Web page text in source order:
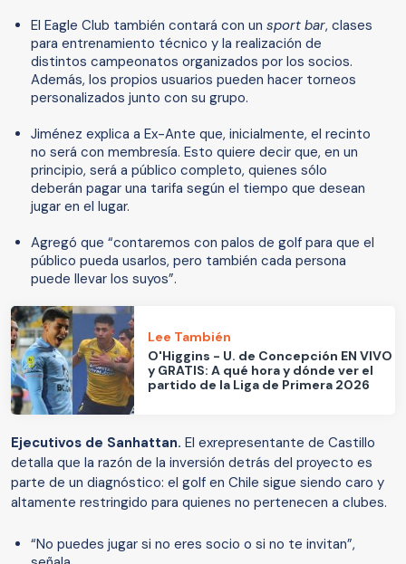
El Eagle Club también contará con un sport bar, clases
para entrenamiento técnico y la realización de
distintos campeonatos organizados por los socios.
Además, los propios usuarios pueden hacer torneos
personalizados junto con su grupo.
Jiménez explica a Ex-Ante que, inicialmente, el recinto
no será con membresía. Esto quiere decir que, en un
principio, será a público completo, quienes sólo
deberán pagar una tarifa según el tiempo que desean
jugar en el lugar.
Agregó que “contaremos con palos de golf para que el
público pueda usarlos, pero también cada persona
puede llevar los suyos”.
Lee También
O'Higgins - U. de Concepción EN VIVO
y GRATIS: A qué hora y dónde ver el
partido de la Liga de Primera 2026
Ejecutivos de Sanhattan. El exrepresentante de Castillo
detalla que la razón de la inversión detrás del proyecto es
parte de un diagnóstico: el golf en Chile sigue siendo caro y
altamente restringido para quienes no pertenecen a clubes.
“No puedes jugar si no eres socio o si no te invitan”,